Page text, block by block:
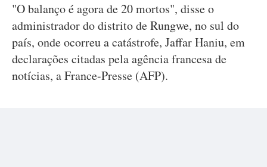
"O balanço é agora de 20 mortos", disse o
administrador do distrito de Rungwe, no sul do
país, onde ocorreu a catástrofe, Jaffar Haniu, em
declarações citadas pela agência francesa de
notícias, a France-Presse (AFP).